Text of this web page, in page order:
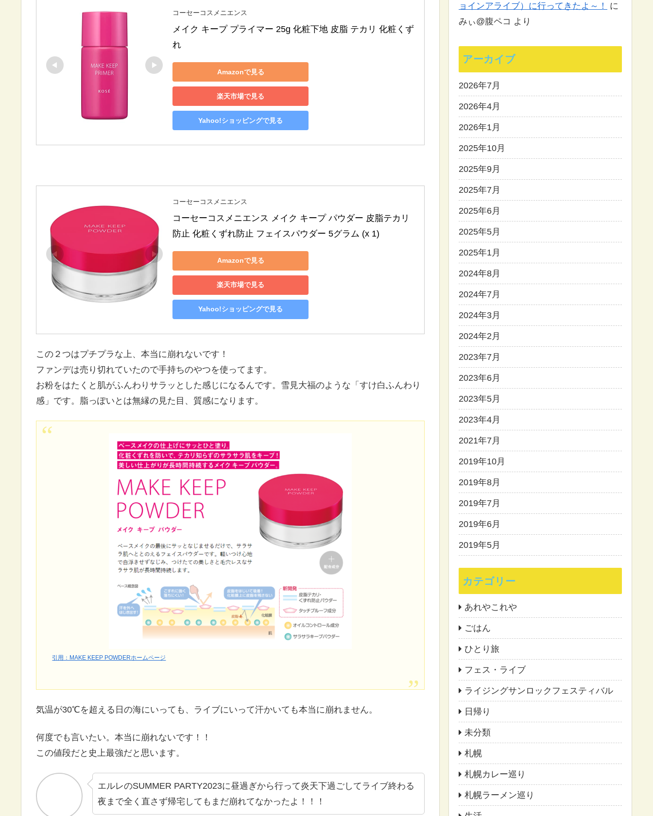
コーセーコスメニエンス
メイク キープ プライマー 25g 化粧下地 皮脂 テカリ 化粧くず
れ
Amazonで見る
楽天市場で見る
Yahoo!ショッピングで見る
コーセーコスメニエンス
コーセーコスメニエンス メイク キープ パウダー 皮脂テカリ
防止 化粧くずれ防止 フェイスパウダー 5グラム (x 1)
Amazonで見る
楽天市場で見る
Yahoo!ショッピングで見る
この２つはプチプラな上、本当に崩れないです！
ファンデは売り切れていたので手持ちのやつを使ってます。
お粉をはたくと肌がふんわりサラッとした感じになるんです。雪見大福のような「すけ白ふんわり
感」です。脂っぽいとは無縁の見た目、質感になります。
引用：MAKE KEEP POWDERホームページ
気温が30℃を超える日の海にいっても、ライブにいって汗かいても本当に崩れません。
何度でも言いたい。本当に崩れないです！！
この値段だと史上最強だと思います。
エルレのSUMMER PARTY2023に昼過ぎから行って炎天下過ごしてライブ終わる
夜まで全く直さず帰宅してもまだ崩れてなかったよ！！！
ョインアライブ）に行ってきたよ～！
に
みぃ@腹ペコ より
アーカイブ
2026年7月
2026年4月
2026年1月
2025年10月
2025年9月
2025年7月
2025年6月
2025年5月
2025年1月
2024年8月
2024年7月
2024年3月
2024年2月
2023年7月
2023年6月
2023年5月
2023年4月
2021年7月
2019年10月
2019年8月
2019年7月
2019年6月
2019年5月
カテゴリー
あれやこれや
ごはん
ひとり旅
フェス・ライブ
ライジングサンロックフェスティバル
日帰り
未分類
札幌
札幌カレー巡り
札幌ラーメン巡り